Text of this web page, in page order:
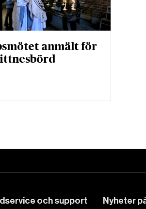
anmält för
och support Nyheter